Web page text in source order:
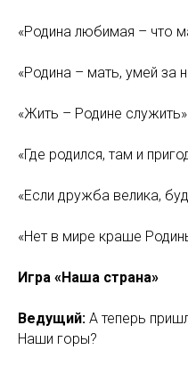
«Родина любимая – что
«Родина – мать, умей за
«Жить – Родине служить»
«Где родился, там и
«Если дружба велика,
«Нет в мире краше
Игра «Наша страна»
Ведущий: А теперь
Наши горы?